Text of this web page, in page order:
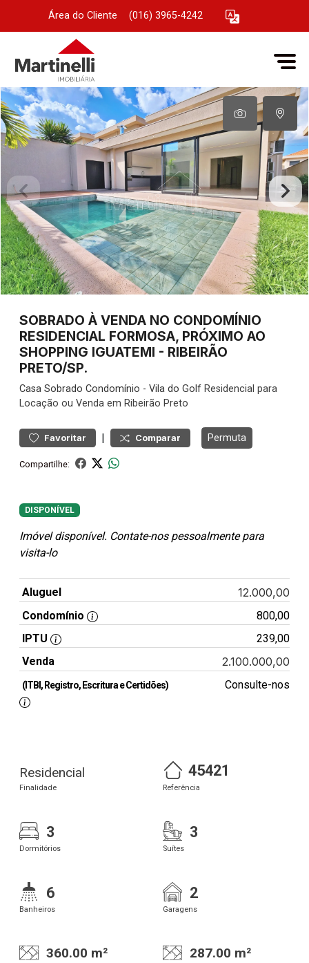
Área do Cliente (016) 3965-4242
SOBRADO À VENDA NO CONDOMÍNIO
RESIDENCIAL FORMOSA, PRÓXIMO AO
SHOPPING IGUATEMI - RIBEIRÃO
PRETO/SP.
Casa Sobrado Condomínio - Vila do Golf Residencial para
Locação ou Venda em Ribeirão Preto
Favoritar | Comparar Permuta
Compartilhe:
DISPONÍVEL
Imóvel disponível. Contate-nos pessoalmente para
visita-lo
Aluguel 12.000,00
Condomínio
800,00
IPTU
239,00
Venda
2.100.000,00
(ITBI, Registro, Escritura e Certidões) Consulte-nos
Residencial
Finalidade
45421
Referência
3
Dormitórios
3
Suítes
6
Banheiros
2
Garagens
360.00 m² 287.00 m²